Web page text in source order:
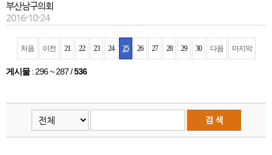
부산남구의회
2016-10-24
처음 이전 21 22 23 24 25 26 27 28 29 30 다음 마지막
게시물: 296 ~ 287 /536